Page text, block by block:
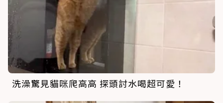
洗澡驚見貓咪爬高高 探頭討水喝超可愛！